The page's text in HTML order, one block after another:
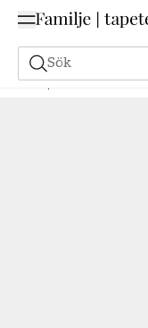
Sök
Tapeter Varumärken